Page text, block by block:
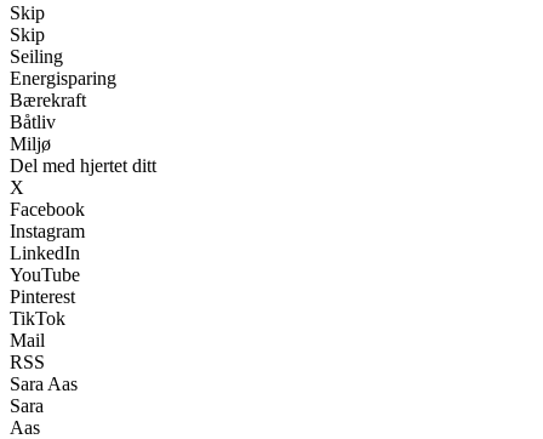
Skip
Skip
Seiling
Energisparing
Bærekraft
Båtliv
Miljø
Del med hjertet ditt
X
Facebook
Instagram
LinkedIn
YouTube
Pinterest
TikTok
Mail
RSS
Sara Aas
Sara
Aas